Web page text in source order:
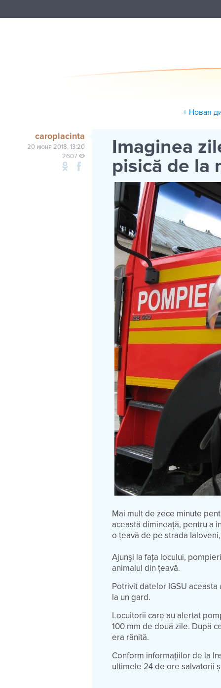
+ Новая
caroplacinta
20 июня 2018, 13:20
2607
Imaginea
pisică de la
Mai mult de zece minute
această dimineață, pentru a
o țeavă de pe strada
Ajunşi la faţa locului,
animalul din țeavă.
Potrivit datelor IGSU
la un gard.
Locuitorii care au alertat
100 mm de două zile. După
era rănită.
Conform informaţiilor de la
ultimele 24 de ore salvatorii